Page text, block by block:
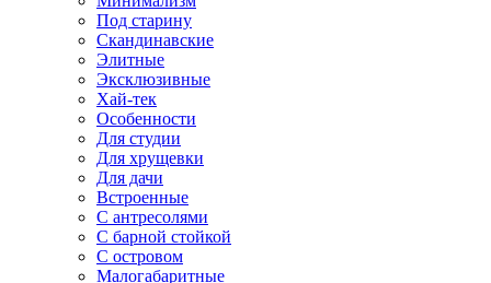
Под старину
Скандинавские
Элитные
Эксклюзивные
Хай-тек
Особенности
Для студии
Для хрущевки
Для дачи
Встроенные
С антресолями
С барной стойкой
С островом
Малогабаритные